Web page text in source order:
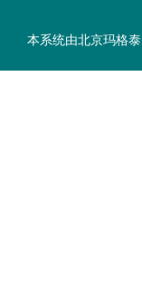
本系统由北京玛格